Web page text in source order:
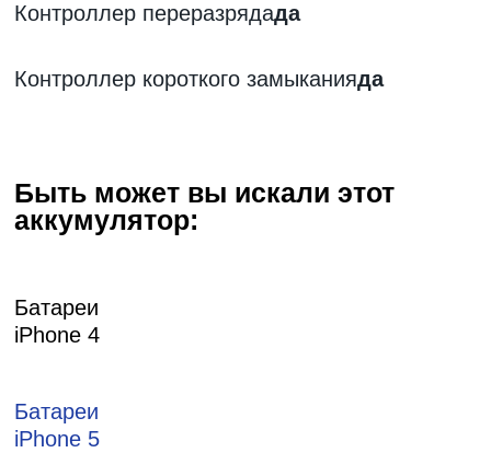
Контроллер переразрядада
Контроллер короткого замыканияда
Быть может вы искали этот
аккумулятор:
Батареи
iPhone 4
Батареи
iPhone 5